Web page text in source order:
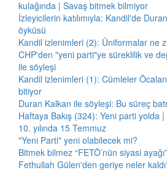
kulağında | Savaş bitmek bilmiyor
İzleyicilerin katılımıyla: Kandil'de
öyküsü
Kandil izlenimleri (2): Üniformalar ne
CHP'den "yeni parti"ye süreklilik ve
ile söyleşi
Kandil izlenimleri (1): Cümleler
bitiyor
Duran Kalkan ile söyleşi: Bu süreç
Haftaya Bakış (324): Yeni parti yolda
10. yılında 15 Temmuz
"Yeni Parti" yeni olabilecek mi?
Bitmek bilmez “FETÖ’nün siyasi
Fethullah Gülen'den geriye neler